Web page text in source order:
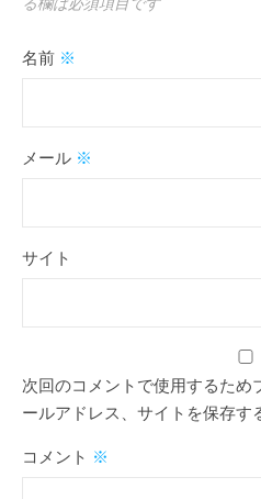
名前 ※
メール ※
サイト
次回のコメントで使用するため
ールアドレス、サイトを保存す
コメント ※